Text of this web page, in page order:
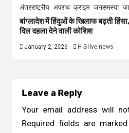
अंतरराष्ट्रीय अपराध क्राइम जनसमस्या
बांग्लादेश में हिंदुओं के खिलाफ बढ़ती
दिल दहला देने वाली कोशिश
January 2, 2026 H S live news
Leave a Reply
Your email address will
Required fields are marked